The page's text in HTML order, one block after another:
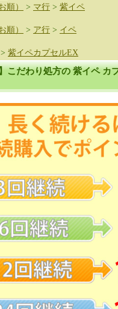
順） > マ行 > 紫イペ
順） > ア行 > イペ
> 紫イペカプセルEX
こだわり処方の 紫イペ カ